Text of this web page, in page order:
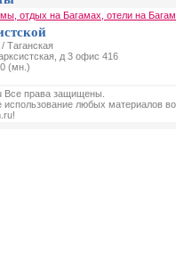
отдых на Багамах, отели на
Таганская
д 3 офис 416
(мн.)
Все права защищены.
использование любых материалов